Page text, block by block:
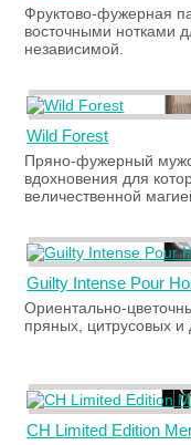
Фруктово-фужерная
восточными нотками
независимой.
Wild Forest
Пряно-фужерный
вдохновения для
величественной
Guilty Intense Pour
Ориентально-
пряных, цитрусовых и
CH Limited Edition